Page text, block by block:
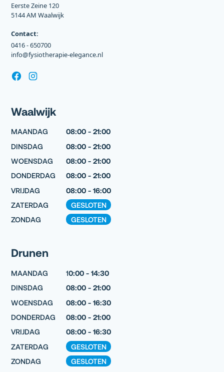
Eerste Zeine 120
5144 AM Waalwijk
Contact:
0416 - 650700
info@fysiotherapie-elegance.nl
Waalwijk
MAANDAG
08:00 - 21:00
DINSDAG
08:00 - 21:00
WOENSDAG
08:00 - 21:00
DONDERDAG
08:00 - 21:00
VRIJDAG
08:00 - 16:00
ZATERDAG
GESLOTEN
ZONDAG
GESLOTEN
Drunen
MAANDAG 10:00 - 14:30
DINSDAG
08:00 - 21:00
WOENSDAG
08:00 - 16:30
DONDERDAG
08:00 - 21:00
VRIJDAG
08:00 - 16:30
ZATERDAG
GESLOTEN
ZONDAG
GESLOTEN